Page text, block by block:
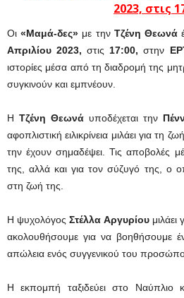
2023, στις
Οι«Μαμά-δες» με τηνΤζένη Θεωνά
Απριλίου 2023,στις 17:00,στην
ιστορίες μέσα από τη διαδρομή της
συγκινούν και εμπνέουν.
Η Τζένη Θεωνά υποδέχεται την
αφοπλιστική ειλικρίνεια μιλάει για τη
την έχουν σημαδέψει. Τις αποβολές
της, αλλά και για τον σύζυγό της, ο
στη ζωή της.
Η ψυχολόγοςΣτέλλα Αργυρίουμιλάει
ακολουθήσουμε για να βοηθήσουμε
απώλεια ενός συγγενικού του
Η εκπομπή ταξιδεύει στο Ναύπλιο